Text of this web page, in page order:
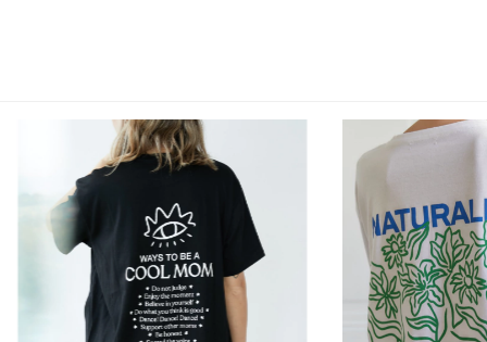
¡ATENCIÓN! ESTE MODELO TIENE 2 TALLES - CORTE OVERSIZED (el
corte es más suelto y largo)!
Talle 1: S/M (la etiqueta marca S)
Talle 2: M/L (la etiqueta marca M)
Te contamos los detalles de la remera así tu compra online es
mucho más fácil :)
100% algodón, color camel. Estampa en frente y espalda.
Lavar al reverso a 30°.
Aberturas a los costados con cierres invisibles.